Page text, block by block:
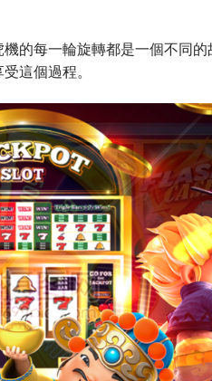
的每一輪旋轉都是一個不同的
這個過程。